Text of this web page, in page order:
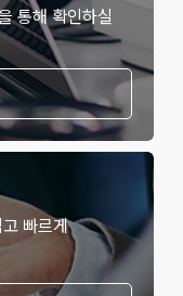
통해 확인하실
빠르게